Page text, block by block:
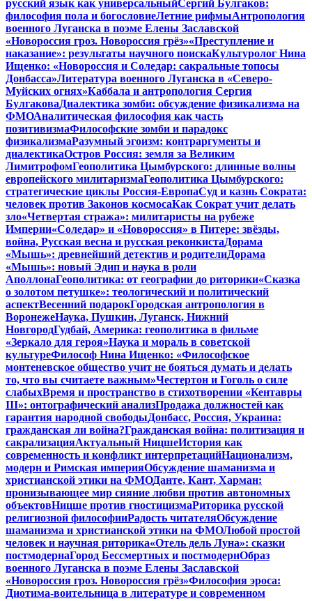
русский язык как универсальныйСергий Булгаков:
философия пола и богословиеЛетние рифмыАнтропология
военного Луганска в поэме Елены Заславской
«Новороссия гроз. Новороссия грёз»«Преступление и
наказание»: результаты научного поискаКультуролог Нина
Ищенко: «Новороссия и Соледар: сакральные топосы
Донбасса»Литература военного Луганска в «Северо-
Муйских огнях»Каббала и антропология Сергия
БулгаковаДиалектика зомби: обсуждение физикализма на
ФМОАналитическая философия как часть
позитивизмаФилософские зомби и парадокс
физикализмаРазумный эгоизм: контраргументы и
диалектикаОстров Россия: земля за Великим
ЛимитрофомГеополитика Цымбурского: длинные волны
европейского милитаризмаГеополитика Цымбурского:
стратегические циклы Россия-ЕвропаСуд и казнь Сократа:
человек против Законов космосаКак Сократ учит делать
зло«Четвертая стража»: милитаристы на рубеже
Империи«Соледар» и «Новороссия» в Питере: звёзды,
война, Русская весна и русская реконкистаДорама
«Мышь»: древнейший детектив и родителиДорама
«Мышь»: новый Эдип и наука в роли
АполлонаГеополитика: от географии до риторики«Сказка
о золотом петушке»: теологический и политический
аспектВесенний подарокГородская антропология в
ВоронежеНаука, Пушкин, Луганск, Нижний
НовгородГудбай, Америка: геополитика в фильме
«Зеркало для героя»Наука и мораль в советской
культуреФилософ Нина Ищенко: «Философское
монтеневское общество учит не бояться думать и делать
то, что вы считаете важным»Честертон и Гоголь о силе
слабыхВремя и пространство в стихотворении «Кентавры
III»: онтографический анализПродажа должностей как
гарантия народной свободыДонбасс, Россия, Украина:
гражданская ли война?Гражданская война: политизация и
сакрализацияАктуальный НицшеИстория как
современность и конфликт интерпретацийНационализм,
модерн и Римская империяОбсуждение шаманизма и
христианской этики на ФМОДанте, Кант, Харман:
пронизывающее мир сияние любви против автономных
объектовНицше против гностицизмаРиторика русской
религиозной философииРадость читателяОбсуждение
шаманизма и христианской этики на ФМОЛюбой простой
человек и научная риторика«Отель дель Луна»: сказки
постмодернаГород Бессмертных и постмодернОбраз
военного Луганска в поэме Елены Заславской
«Новороссия гроз. Новороссия грёз»Философия эроса:
Диотима-воительница в литературе и современном